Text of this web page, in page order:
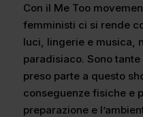
Con il Me Too
femministi ci si rende
luci, lingerie e musica,
paradisiaco. Sono
preso parte a questo
conseguenze fisiche e
preparazione e